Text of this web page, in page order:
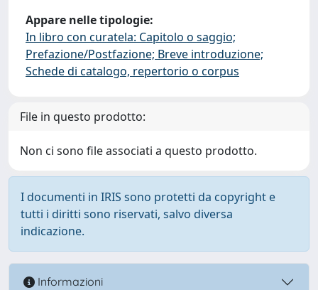
Appare nelle tipologie:
In libro con curatela: Capitolo o saggio;
Prefazione/Postfazione; Breve introduzione;
Schede di catalogo, repertorio o corpus
File in questo prodotto:
Non ci sono file associati a questo prodotto.
I documenti in IRIS sono protetti da copyright e
tutti i diritti sono riservati, salvo diversa
indicazione.
Informazioni